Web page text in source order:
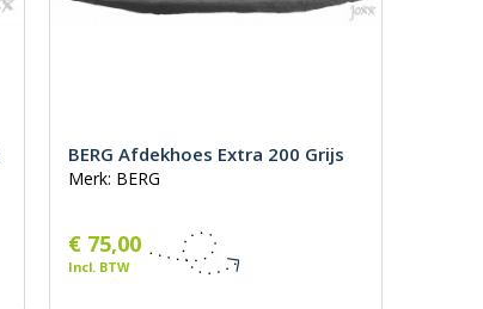
BERG Afdekhoes Extra 200 Grijs
Merk: BERG
€ 75,00
Incl. BTW